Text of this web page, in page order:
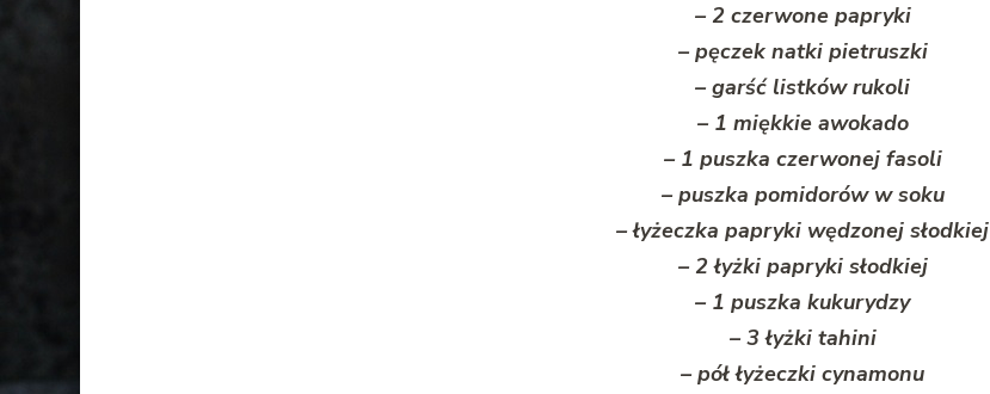
– 2 czerwone papryki
– pęczek natki pietruszki
– garść listków rukoli
– 1 miękkie awokado
– 1 puszka czerwonej fasoli
– puszka pomidorów w soku
– łyżeczka papryki wędzonej słodkiej
– 2 łyżki papryki słodkiej
– 1 puszka kukurydzy
– 3 łyżki tahini
– pół łyżeczki cynamonu